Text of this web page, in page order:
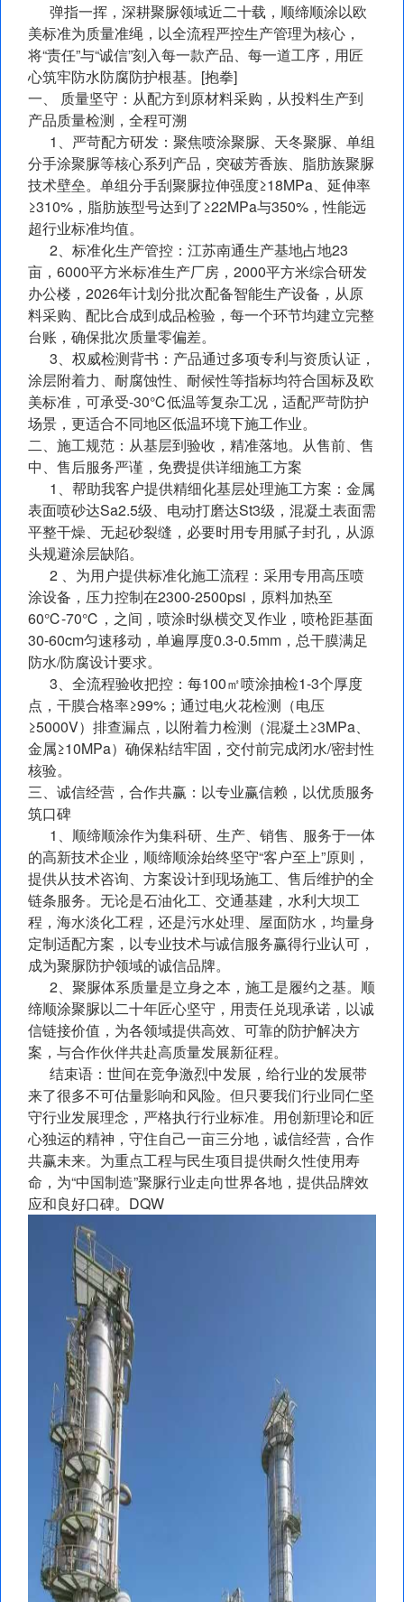
弹指一挥，深耕聚脲领域近二十载，顺缔顺涂以欧
美标准为质量准绳，以全流程严控生产管理为核心，
将“责任”与“诚信”刻入每一款产品、每一道工序，用匠
心筑牢防水防腐防护根基。[抱拳]
一、 质量坚守：从配方到原材料采购，从投料生产到
产品质量检测，全程可溯
1、严苛配方研发：聚焦喷涂聚脲、天冬聚脲、单组
分手涂聚脲等核心系列产品，突破芳香族、脂肪族聚脲
技术壁垒。单组分手刮聚脲拉伸强度≥18MPa、延伸率
≥310%，脂肪族型号达到了≥22MPa与350%，性能远
超行业标准均值。
2、标准化生产管控：江苏南通生产基地占地23
亩，6000平方米标准生产厂房，2000平方米综合研发
办公楼，2026年计划分批次配备智能生产设备，从原
料采购、配比合成到成品检验，每一个环节均建立完整
台账，确保批次质量零偏差。
3、权威检测背书：产品通过多项专利与资质认证，
涂层附着力、耐腐蚀性、耐候性等指标均符合国标及欧
美标准，可承受-30℃低温等复杂工况，适配严苛防护
场景，更适合不同地区低温环境下施工作业。
二、施工规范：从基层到验收，精准落地。从售前、售
中、售后服务严谨，免费提供详细施工方案
1、帮助我客户提供精细化基层处理施工方案：金属
表面喷砂达Sa2.5级、电动打磨达St3级，混凝土表面需
平整干燥、无起砂裂缝，必要时用专用腻子封孔，从源
头规避涂层缺陷。
2 、为用户提供标准化施工流程：采用专用高压喷
涂设备，压力控制在2300-2500psi，原料加热至
60℃-70℃，之间，喷涂时纵横交叉作业，喷枪距基面
30-60cm匀速移动，单遍厚度0.3-0.5mm，总干膜满足
防水/防腐设计要求。
3、全流程验收把控：每100㎡喷涂抽检1-3个厚度
点，干膜合格率≥99%；通过电火花检测（电压
≥5000V）排查漏点，以附着力检测（混凝土≥3MPa、
金属≥10MPa）确保粘结牢固，交付前完成闭水/密封性
核验。
三、诚信经营，合作共赢：以专业赢信赖，以优质服务
筑口碑
1、顺缔顺涂作为集科研、生产、销售、服务于一体
的高新技术企业，顺缔顺涂始终坚守“客户至上”原则，
提供从技术咨询、方案设计到现场施工、售后维护的全
链条服务。无论是石油化工、交通基建，水利大坝工
程，海水淡化工程，还是污水处理、屋面防水，均量身
定制适配方案，以专业技术与诚信服务赢得行业认可，
成为聚脲防护领域的诚信品牌。
2、聚脲体系质量是立身之本，施工是履约之基。顺
缔顺涂聚脲以二十年匠心坚守，用责任兑现承诺，以诚
信链接价值，为各领域提供高效、可靠的防护解决方
案，与合作伙伴共赴高质量发展新征程。
结束语：世间在竞争激烈中发展，给行业的发展带
来了很多不可估量影响和风险。但只要我们行业同仁坚
守行业发展理念，严格执行行业标准。用创新理论和匠
心独运的精神，守住自己一亩三分地，诚信经营，合作
共赢未来。为重点工程与民生项目提供耐久性使用寿
命，为“中国制造”聚脲行业走向世界各地，提供品牌效
应和良好口碑。DQW